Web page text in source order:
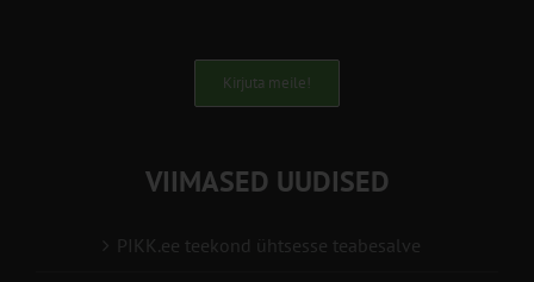
Kirjuta meile!
VIIMASED UUDISED
PIKK.ee teekond ühtsesse teabesalve